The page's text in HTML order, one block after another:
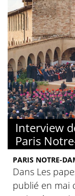
Interview
Paris
PARIS NOTRE-
Dans Les
publié en mai